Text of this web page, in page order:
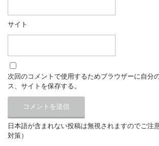
サイト
次回のコメントで使用するためブラウザーに自分
ス、サイトを保存する。
日本語が含まれない投稿は無視されますのでご注
対策）